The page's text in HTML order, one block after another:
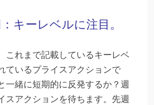
キーレベルに注目。
これまで記載しているキーレベ
ているプライスアクションで
一緒に短期的に反発するか？ 週
スアクションを待ちます。先週